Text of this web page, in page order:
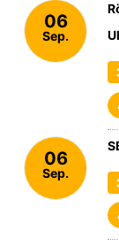
06
Sep.
2026
06
Sep.
2026